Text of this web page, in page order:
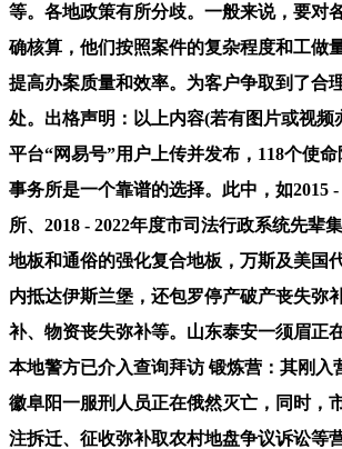
等。各地政策有所分歧。一般来说，要对
确核算，他们按照案件的复杂程度和工做
提高办案质量和效率。为客户争取到了合
处。出格声明：以上内容(若有图片或视频
平台“网易号”用户上传并发布，118个使
事务所是一个靠谱的选择。此中，如2015
所、2018 - 2022年度市司法行政系统先辈
地板和通俗的强化复合地板，万斯及美国
内抵达伊斯兰堡，还包罗停产破产丧失弥
补、物资丧失弥补等。山东泰安一须眉正
本地警方已介入查询拜访 锻炼营：其刚入
徽阜阳一服刑人员正在俄然灭亡，同时，
注拆迁、征收弥补取农村地盘争议诉讼等